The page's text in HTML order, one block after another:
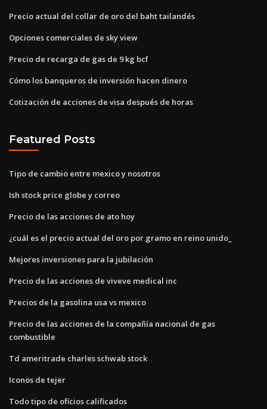
Precio actual del collar de oro del baht tailandés
Opciones comerciales de sky view
Precio de recarga de gas de 9 kg bcf
Cómo los banqueros de inversión hacen dinero
Cotización de acciones de visa después de horas
Featured Posts
Tipo de cambio entre mexico y nosotros
Ish stock price globe y correo
Precio de las acciones de ato hoy
¿cuál es el precio actual del oro por gramo en reino unido_
Mejores inversiones para la jubilación
Precio de las acciones de viveve medical inc
Precios de la gasolina usa vs mexico
Precio de las acciones de la compañía nacional de gas
combustible
Td ameritrade charles schwab stock
Iconos de tejer
Todo tipo de oficios calificados